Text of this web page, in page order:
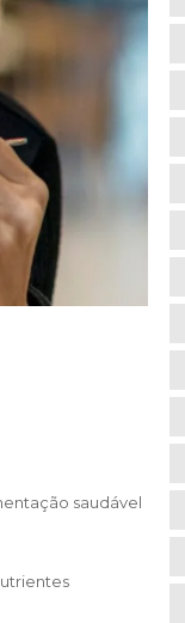
saudável